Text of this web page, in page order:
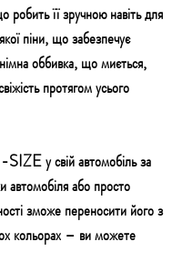
її зручною навіть для
піни, що забезпечує
оббивка, що миється,
протягом усього
у свій автомобіль за
або просто
зможе переносити його з
кольорах – ви можете